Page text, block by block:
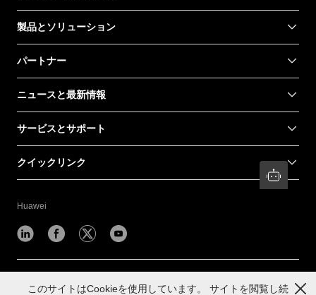
製品とソリューション
パートナー
ニュースと最新情報
サービスとサポート
クイックリンク
Huawei
2026
このサイトはCookieを使用しています。 サイトを閲覧し続